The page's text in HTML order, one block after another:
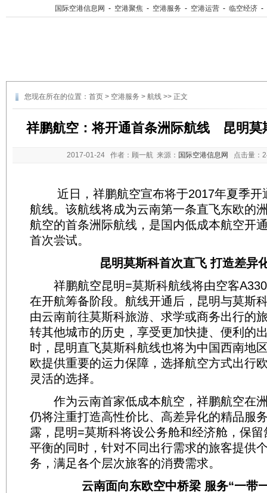
国际空港信息网 - 空港聚焦 - 空港服务 - 空港运营 - 临空经济 -
您现在所在的位置： 首页 > 空港服务 > 航线 >> 正文
祥鹏航空：将开通首条洲际航线 昆明莫
2017-01-24 作者：顾一航 来源： 国际空港信息网 点击量：
近日，祥鹏航空宣布将于2017年夏季开
航线。该航线将成为云南第一条直飞东欧的
航空的首条洲际航线，是国内低成本航空开
首次尝试。
昆明莫斯科首次直飞 打造差异
祥鹏航空昆明=莫斯科航线将由空客A330
在开航筹备阶段。航线开通后，昆明与莫斯
由云南前往莫斯科旅游、求学或商务出行的
转其他城市的历史，享受更加快捷、便利的
时，昆明直飞莫斯科航线也将为中国西南地
欧提供重要的运力保障，选择航空方式出行
灵活的选择。
作为云南首家低成本航空，祥鹏航空在
仍将注重打造高性价比、高差异化的精品服
露，昆明=莫斯科将设公务舱和经济舱，保
平衡的同时，针对不同出行需求的旅客提供
务，满足各个层次旅客的消费需求。
云南面向东欧空中桥梁 服务“一带